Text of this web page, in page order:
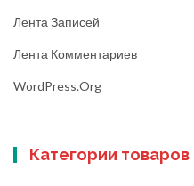
Лента Записей
Лента Комментариев
WordPress.org
Категории товаров